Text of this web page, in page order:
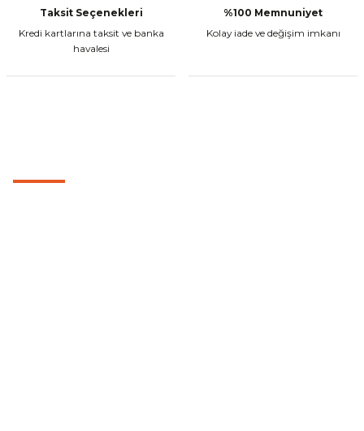
Taksit Seçenekleri
Kredi kartlarına taksit ve banka
havalesi
%100 Memnuniyet
Kolay iade ve değişim imkanı